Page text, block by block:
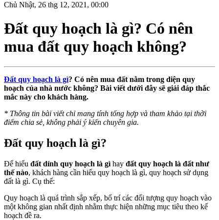
Chủ Nhật, 26 thg 12, 2021, 00:00
Đất quy hoạch là gì? Có nên
mua đất quy hoạch không?
Đất quy hoạch là gì? Có nên mua đất nằm trong diện quy
hoạch của nhà nước không? Bài viết dưới đây sẽ giải đáp thắc
mắc này cho khách hàng.
* Thông tin bài viết chỉ mang tính tổng hợp và tham khảo tại thời
điểm chia sẻ, không phải ý kiến chuyên gia.
Đất quy hoạch là gì?
Để hiểu đất dính quy hoạch là gì hay đất quy hoạch là đất như
thế nào, khách hàng cần hiểu quy hoạch là gì, quy hoạch sử dụng
đất là gì. Cụ thể:
Quy hoạch là quá trình sắp xếp, bố trí các đối tượng quy hoạch vào
một không gian nhất định nhằm thực hiện những mục tiêu theo kế
hoạch đề ra.